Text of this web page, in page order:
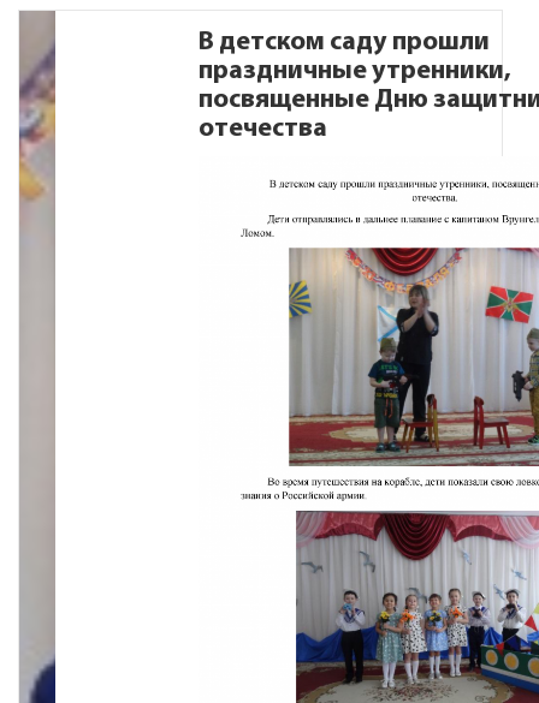
В детском саду прошли
праздничные утренники,
посвященные Дню
отечества